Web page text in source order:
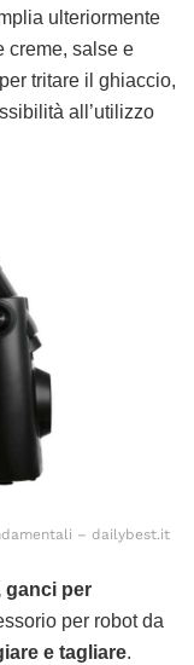
ulteriormente
creme, salse e
tritare il ghiaccio,
all’utilizzo
– dailybest.it
ganci per
per robot da
e tagliare.